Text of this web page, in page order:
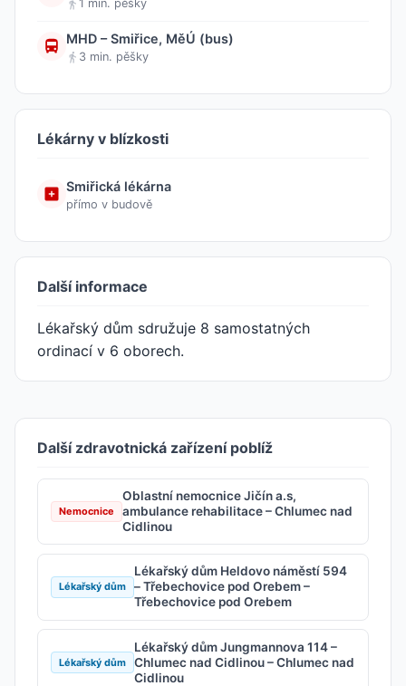
1 min. pěšky
MHD – Smiřice, MěÚ (bus)
3 min. pěšky
Lékárny v blízkosti
Smiřická lékárna
přímo v budově
Další informace
Lékařský dům sdružuje 8 samostatných
ordinací v 6 oborech.
Další zdravotnická zařízení poblíž
Nemocnice
Oblastní nemocnice Jičín a.s,
ambulance rehabilitace – Chlumec nad
Cidlinou
Lékařský dům
Lékařský dům Heldovo náměstí 594
– Třebechovice pod Orebem –
Třebechovice pod Orebem
Lékařský dům
Lékařský dům Jungmannova 114 –
Chlumec nad Cidlinou – Chlumec nad
Cidlinou